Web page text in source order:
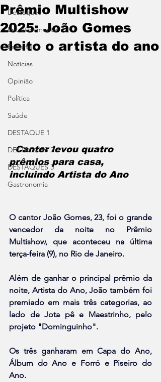
Destaques
Entretenimento
Esporte
Notícias
Opinião
Política
Saúde
DESTAQUE 1
DESTAQUES 2
DESTAQUES 3
Gastronomia
Prêmio Multishow
2025: João Gomes
eleito o artista do ano
  Cantor levou quatro
prêmios para casa,
incluindo Artista do Ano
O cantor João Gomes, 23, foi o grande
vencedor da noite no Prêmio
Multishow, que aconteceu na última
terça-feira (9), no Rio de Janeiro.
Além de ganhar o principal prêmio da
noite, Artista do Ano, João também foi
premiado em mais três categorias, ao
lado de Jota pê e Maestrinho, pelo
projeto "Dominguinho".
Os três ganharam em Capa do Ano,
Álbum do Ano e Forró e Piseiro do
Ano.